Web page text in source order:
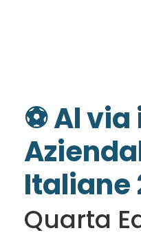
⚽ Al
Italiane
Quarta